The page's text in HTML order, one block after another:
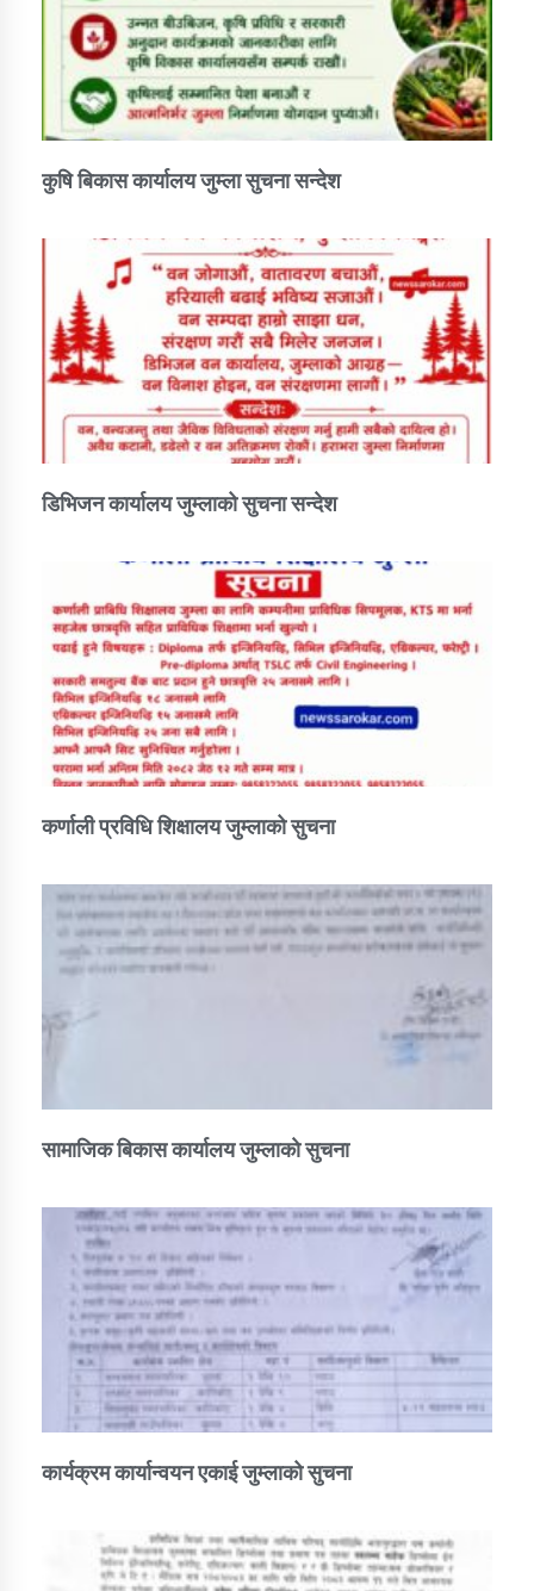
कुषि बिकास कार्यालय जुम्ला सुचना सन्देश
डिभिजन कार्यालय जुम्लाको सुचना सन्देश
कर्णाली प्रविधि शिक्षालय जुम्लाको सुचना
सामाजिक बिकास कार्यालय जुम्लाकाे सुचना
कार्यक्रम कार्यान्वयन एकाई जुम्लाको सुचना